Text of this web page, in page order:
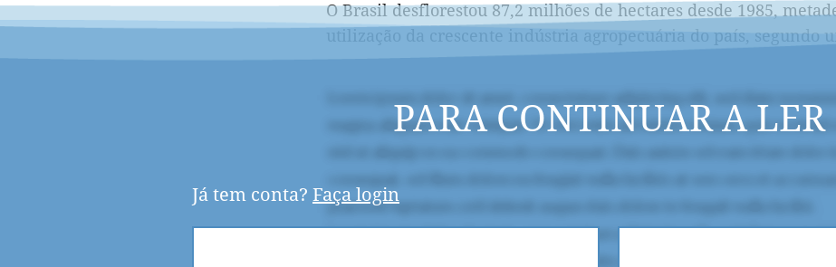
O Brasil desflorestou 87,2 milhões de hectares desde 1985,
utilização da crescente indústria agropecuária do país, segundo
PARA CONTINUAR A LER
Já tem conta? Faça login